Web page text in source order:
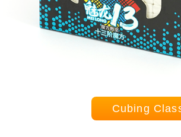
Cubing